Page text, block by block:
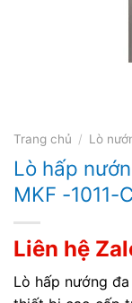
Trang chủ / Lò
Lò hấp
MKF -1011-
Liên hệ
Lò hấp nướng đa